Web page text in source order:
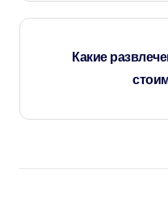
Надевайте удобную
запросу.Какие